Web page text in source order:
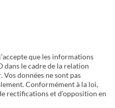
que les informations
dans le cadre de la relation
données ne sont pas
Conformément à la loi,
rectifications et d’opposition en